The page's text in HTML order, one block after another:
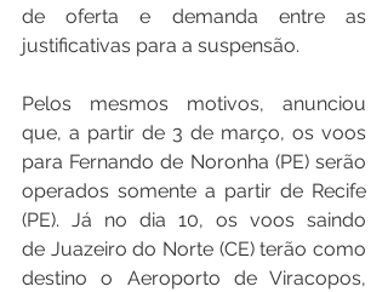
de oferta e demanda entre as
justificativas para a suspensão.
Pelos mesmos motivos, anunciou
que, a partir de 3 de março, os voos
para Fernando de Noronha (PE) serão
operados somente a partir de Recife
(PE). Já no dia 10, os voos saindo
de Juazeiro do Norte (CE) terão como
destino o Aeroporto de Viracopos,